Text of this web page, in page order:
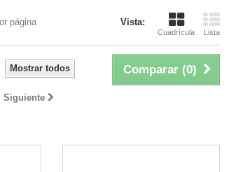
Vista:
Cuadrícula Lista
página
Comparar (0)
Mostrar todos
Siguiente